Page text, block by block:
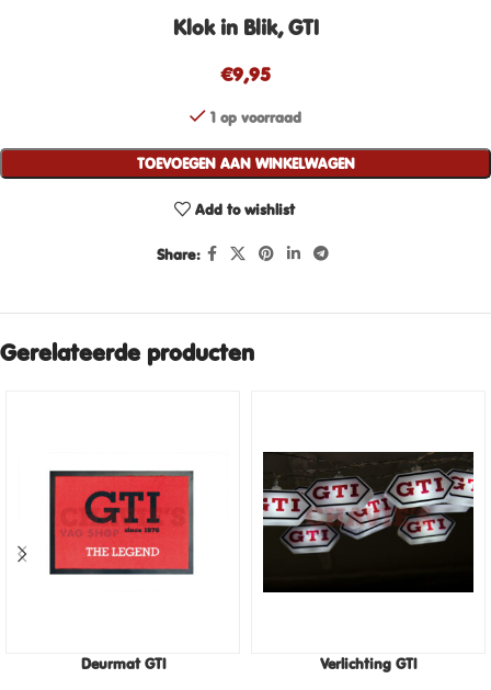
Klok in Blik, GTI
€9,95
1 op voorraad
TOEVOEGEN AAN WINKELWAGEN
Add to wishlist
Share:
Gerelateerde producten
Deurmat GTI Verlichting GTI